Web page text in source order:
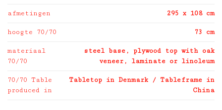
afmetingen 295 x 108 cm
hoogte 70/70 73 cm
materiaal
70/70
steel base, plywood top with oak
veneer, laminate or linoleum
70/70 Table
produced in
Tabletop in Denmark / Tableframe in
China